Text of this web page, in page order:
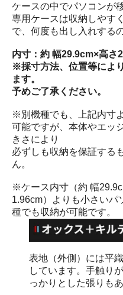
ケースの中でパソコンが
専用ケースは収納しやす
で、何度も出し入れする
内寸：約 幅29.9cm×高さ
※採寸方法、位置等によ
ます。
予めご了承ください。
※別機種でも、上記内寸
可能ですが、本体やエッ
きさにより
必ずしも収納を保証する
ん。
※ケース内寸（約 幅
1.96cm）よりも小さいパ
種でも収納が可能です。
表地（外側）には平
しています。手触り
っかりとした張りも